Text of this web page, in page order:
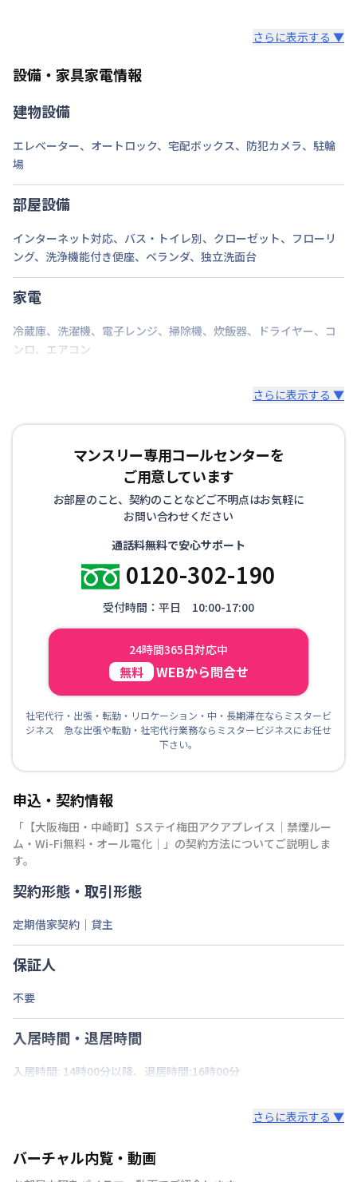
約が入っていなければ、ご対応可能です。その際、再
い。期間の変更がある場合は、できるだけお早めにご
さらに表示する ▼
設備・家具家電情報
建物設備
エレベーター、 オートロック、 宅配ボックス、 防犯カメラ、 駐輪
場
部屋設備
インターネット対応、 バス・トイレ別、 クローゼット、 フローリ
ング、 洗浄機能付き便座、 ベランダ、 独立洗面台
家電
冷蔵庫、 洗濯機、 電子レンジ、 掃除機、 炊飯器、 ドライヤー、 コ
ンロ、 エアコン
さらに表示する ▼
マンスリー専用コールセンターを
ご用意しています
お部屋のこと、契約のことなどご不明点はお気軽に
お問い合わせください
通話料無料で安心サポート
0120-302-190
受付時間：平日 10:00-17:00
24時間365日対応中
無料 WEBから問合せ
社宅代行・出張・転勤・リロケーション・中・長期滞在ならミスタービ
ジネス 急な出張や転勤・社宅代行業務ならミスタービジネスにお任せ
下さい。
申込・契約情報
「 【大阪梅田・中崎町】Sステイ梅田アクアプレイス｜禁煙ルー
ム・Wi-Fi無料・オール電化｜ 」の契約方法についてご説明しま
す。
契約形態・取引形態
定期借家契約｜貸主
保証人
不要
入居時間・退居時間
入居時間: 14時00分以降、退居時間:16時00分
さらに表示する ▼
バーチャル内覧・動画